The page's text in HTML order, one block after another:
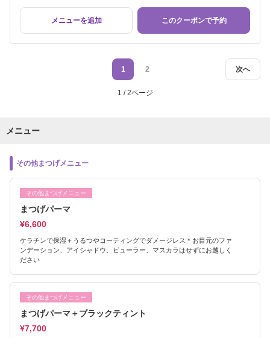
メニューを追加 このクーポンで予約
次へ
1 2
1 / 2ページ
メニュー
その他まつげメニュー
その他まつげメニュー
まつげパーマ
¥6,600
ケラチンで保湿＋うるつやコーティングでダメージレス＊お目元のファ
ンデーション、アイシャドウ、ビューラー、マスカラはせずにお越しく
ださい
その他まつげメニュー
まつげパーマ＋ブラックティント
¥7,700